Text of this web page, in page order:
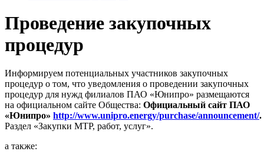
Проведение закупочных
процедур
Информируем потенциальных участников закупочных
процедур о том, что уведомления о проведении закупочных
процедур для нужд филиалов ПАО «Юнипро» размещаются
на официальном сайте Общества: Официальный сайт ПАО
«Юнипро» http://www.unipro.energy/purchase/announcement/.
Раздел «Закупки МТР, работ, услуг».
а также: